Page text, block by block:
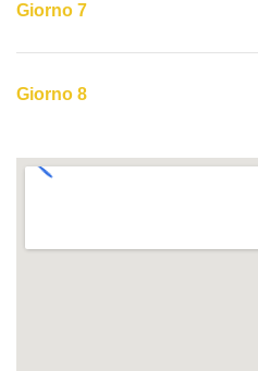
Giorno 7
Giorno 8